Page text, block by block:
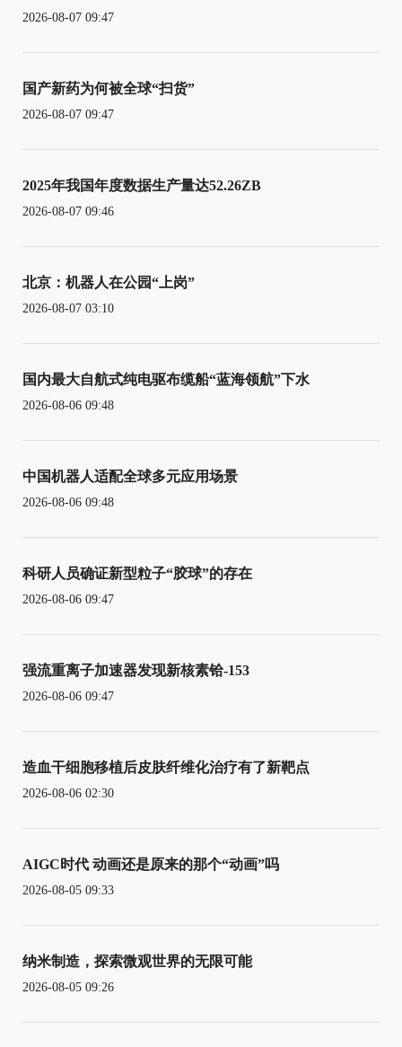
2026-08-07 09:47
国产新药为何被全球“扫货”
2026-08-07 09:47
2025年我国年度数据生产量达52.26ZB
2026-08-07 09:46
北京：机器人在公园“上岗”
2026-08-07 03:10
国内最大自航式纯电驱布缆船“蓝海领航”下水
2026-08-06 09:48
中国机器人适配全球多元应用场景
2026-08-06 09:48
科研人员确证新型粒子“胶球”的存在
2026-08-06 09:47
强流重离子加速器发现新核素铪-153
2026-08-06 09:47
造血干细胞移植后皮肤纤维化治疗有了新靶点
2026-08-06 02:30
AIGC时代 动画还是原来的那个“动画”吗
2026-08-05 09:33
纳米制造，探索微观世界的无限可能
2026-08-05 09:26